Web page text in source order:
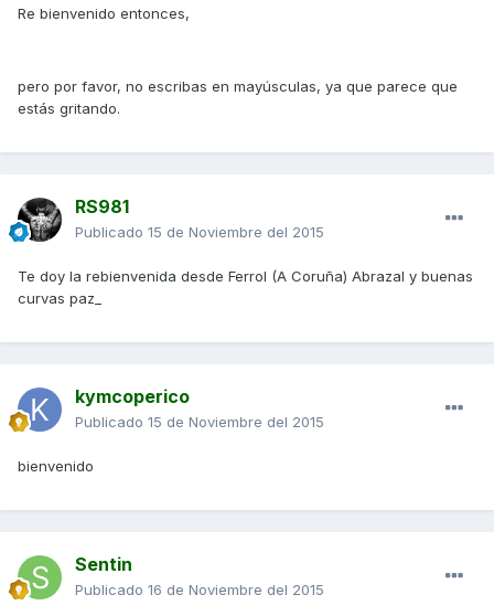
Re bienvenido entonces,
pero por favor, no escribas en mayúsculas, ya que parece que
estás gritando.
RS981
Publicado 15 de Noviembre del 2015
Te doy la rebienvenida desde Ferrol (A Coruña) Abrazal y buenas
curvas paz_
kymcoperico
Publicado 15 de Noviembre del 2015
bienvenido
Sentin
Publicado 16 de Noviembre del 2015